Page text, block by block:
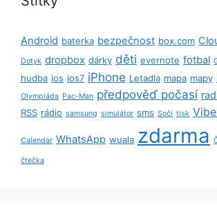
Android baterka bezpečnost box.com
Dotyk dropbox dárky děti evernote fotbal
hudba ios ios7 iPhone Letadla mapa mapy
Olympiáda Pac-Man předpověď počasí
RSS rádio samsung simulátor sms Soči tisk
Calendar WhatsApp wuala zdarma
čtečka